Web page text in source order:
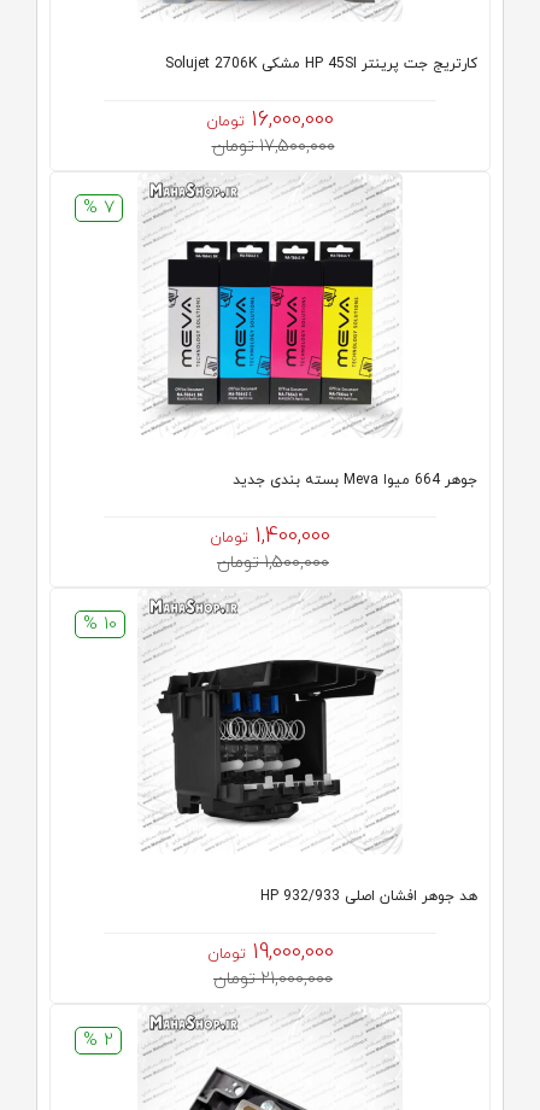
کارتریج جت پرینتر HP 45SI مشکی Solujet 2706K
16,000,000 تومان
17,500,000 تومان
7 %
جوهر 664 میوا Meva بسته بندی جدید
1,400,000 تومان
1,500,000 تومان
10 %
هد جوهر افشان اصلی HP 932/933
19,000,000 تومان
21,000,000 تومان
2 %